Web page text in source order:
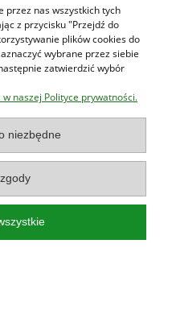
| Aleje Jerozolimskie
| 22 290 23 47 | Serdecznie
do piątku w godzinach
przyrodzie!
przez nas wszystkich tych
z przycisku "Przejdź do
plików cookies do
wybrane przez siebie
zatwierdzić wybór
naszej Polityce prywatności.
niezbędne